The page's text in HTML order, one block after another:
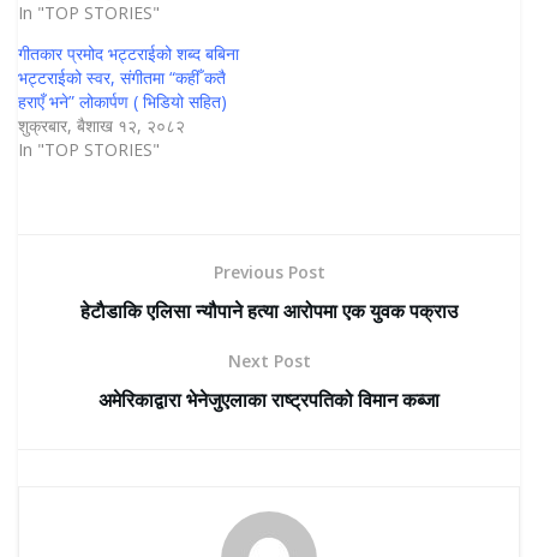
In "TOP STORIES"
गीतकार प्रमोद भट्टराईको शब्द बबिना
भट्टराईको स्वर, संगीतमा “कहीँ कतै
हराएँ भने” लोकार्पण ( भिडियो सहित)
शुक्रबार, बैशाख १२, २०८२
In "TOP STORIES"
Previous Post
हेटाैडाकि एलिसा न्यौपाने हत्या आरोपमा एक युवक पक्राउ
Next Post
अमेरिकाद्वारा भेनेजुएलाका राष्ट्रपतिको विमान कब्जा